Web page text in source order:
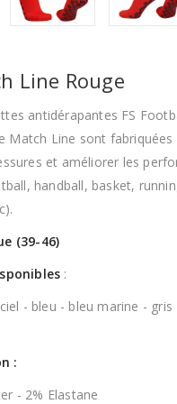
Line Rouge
antidérapantes FS
Match Line sont
et améliorer les
handball, basket,
(39-46)
:
- bleu - bleu marine -
:
- 2% Elastane